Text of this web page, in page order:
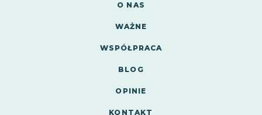
O NAS
WAŻNE
WSPÓŁPRACA
BLOG
OPINIE
KONTAKT